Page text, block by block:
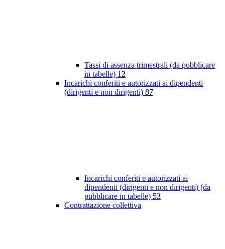
Tassi di assenza trimestrali (da pubblicare
in tabelle) 12
Incarichi conferiti e autorizzati ai dipendenti
(dirigenti e non dirigenti) 87
Incarichi conferiti e autorizzati ai
dipendenti (dirigenti e non dirigenti) (da
pubblicare in tabelle) 53
Contrattazione collettiva